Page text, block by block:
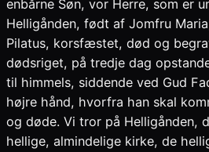
enbårne Søn, vor Herre, som er
Helligånden, født af Jomfru
Pilatus, korsfæstet, død og
dødsriget, på tredje dag
til himmels, siddende ved Gud
højre hånd, hvorfra han skal
og døde. Vi tror på Helligånden,
hellige, almindelige kirke, de